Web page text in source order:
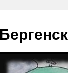
содержимому